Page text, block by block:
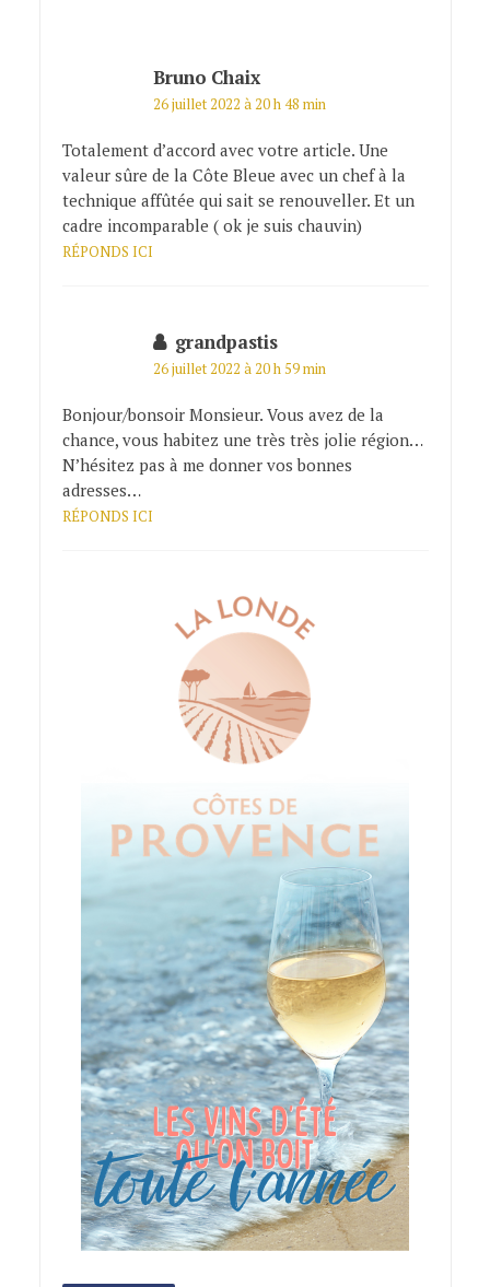
Bruno Chaix
26 juillet 2022 à 20 h 48 min
Totalement d’accord avec votre article. Une
valeur sûre de la Côte Bleue avec un chef à la
technique affûtée qui sait se renouveller. Et un
cadre incomparable ( ok je suis chauvin)
RÉPONDS ICI
grandpastis
26 juillet 2022 à 20 h 59 min
Bonjour/bonsoir Monsieur. Vous avez de la
chance, vous habitez une très très jolie région…
N’hésitez pas à me donner vos bonnes
adresses…
RÉPONDS ICI